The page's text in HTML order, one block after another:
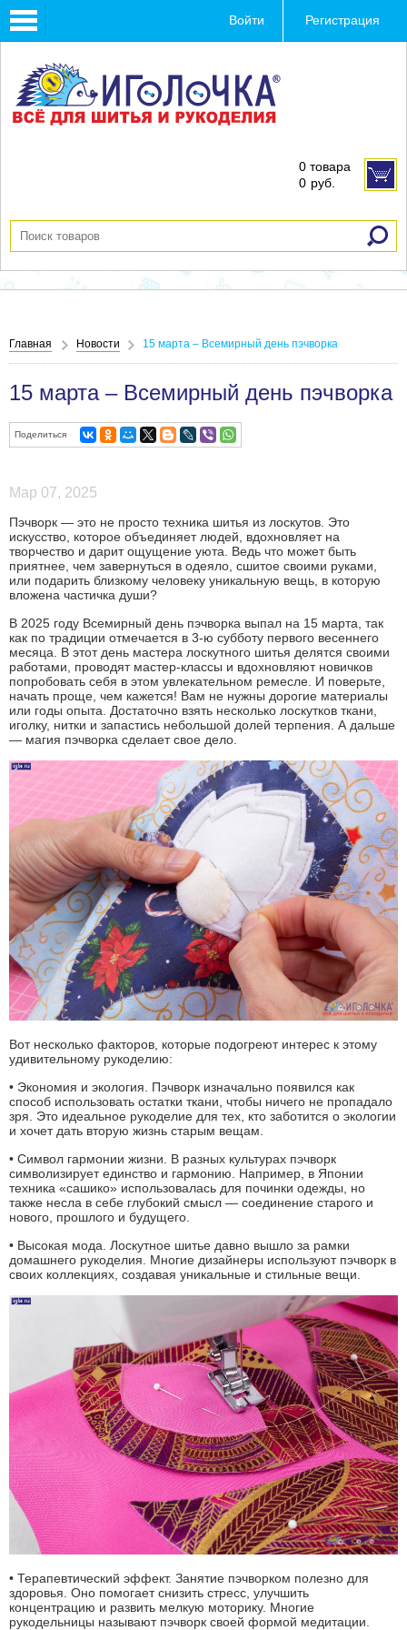
Toggle
navigation
Войти Регистрация
0 товара
0 руб.
Главная Новости 15 марта – Всемирный день пэчворка
15 марта – Всемирный день пэчворка
Поделиться
Мар 07, 2025
Пэчворк — это не просто техника шитья из лоскутов. Это
искусство, которое объединяет людей, вдохновляет на
творчество и дарит ощущение уюта. Ведь что может быть
приятнее, чем завернуться в одеяло, сшитое своими руками,
или подарить близкому человеку уникальную вещь, в которую
вложена частичка души?
В 2025 году Всемирный день пэчворка выпал на 15 марта, так
как по традиции отмечается в 3-ю субботу первого весеннего
месяца. В этот день мастера лоскутного шитья делятся своими
работами, проводят мастер-классы и вдохновляют новичков
попробовать себя в этом увлекательном ремесле. И поверьте,
начать проще, чем кажется! Вам не нужны дорогие материалы
или годы опыта. Достаточно взять несколько лоскутков ткани,
иголку, нитки и запастись небольшой долей терпения. А дальше
— магия пэчворка сделает свое дело.
Вот несколько факторов, которые подогреют интерес к этому
удивительному рукоделию:
• Экономия и экология. Пэчворк изначально появился как
способ использовать остатки ткани, чтобы ничего не пропадало
зря. Это идеальное рукоделие для тех, кто заботится о экологии
и хочет дать вторую жизнь старым вещам.
• Символ гармонии жизни. В разных культурах пэчворк
символизирует единство и гармонию. Например, в Японии
техника «сашико» использовалась для починки одежды, но
также несла в себе глубокий смысл — соединение старого и
нового, прошлого и будущего.
• Высокая мода. Лоскутное шитье давно вышло за рамки
домашнего рукоделия. Многие дизайнеры используют пэчворк в
своих коллекциях, создавая уникальные и стильные вещи.
• Терапевтический эффект. Занятие пэчворком полезно для
здоровья. Оно помогает снизить стресс, улучшить
концентрацию и развить мелкую моторику. Многие
рукодельницы называют пэчворк своей формой медитации.